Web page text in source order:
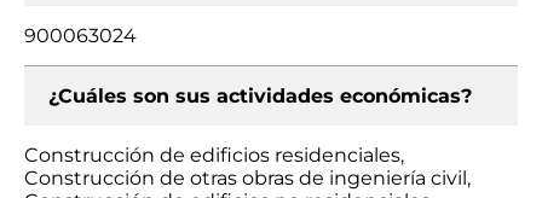
900063024
¿Cuáles son sus actividades económicas?
Construcción de edificios residenciales,
Construcción de otras obras de ingeniería civil,